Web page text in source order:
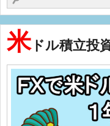
米ドル積立投